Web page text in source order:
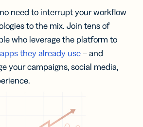
need to interrupt your workflow
to the mix. Join tens of
who leverage the platform to
they already use– and
your campaigns, social media,